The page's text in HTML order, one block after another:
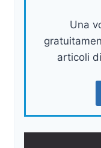
Una
articoli